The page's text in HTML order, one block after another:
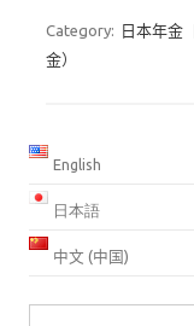
Category: 日本年金
金）
English
日本語
中文 (中国)